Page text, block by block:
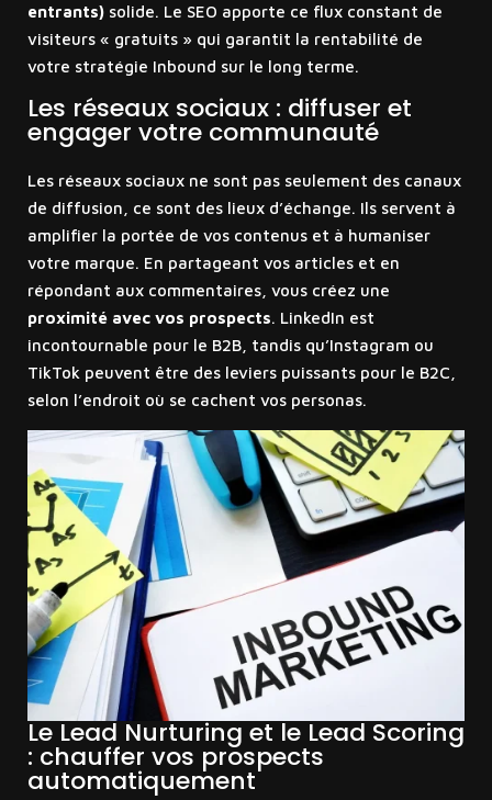
entrants)solide. Le SEO apporte ce flux constant de
visiteurs « gratuits » qui garantit la rentabilité de
votre stratégie Inbound sur le long terme.
Les réseaux sociaux : diffuser et
engager votre communauté
Les réseaux sociaux ne sont pas seulement des canaux
de diffusion, ce sont des lieux d’échange. Ils servent à
amplifier la portée de vos contenus et à humaniser
votre marque. En partageant vos articles et en
répondant aux commentaires, vous créez une
proximité avec vos prospects. LinkedIn est
incontournable pour le B2B, tandis qu’Instagram ou
TikTok peuvent être des leviers puissants pour le B2C,
selon l’endroit où se cachent vos personas.
Le Lead Nurturing et le Lead Scoring
: chauffer vos prospects
automatiquement